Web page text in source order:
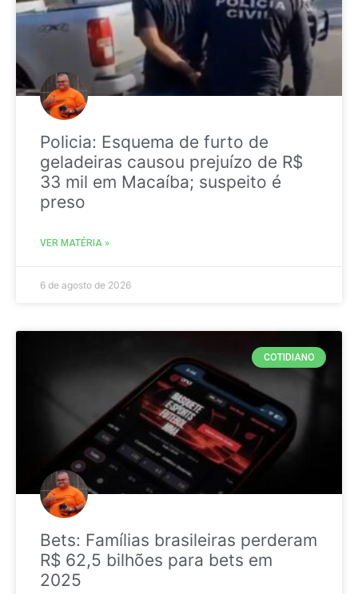
Policia: Esquema de furto de
geladeiras causou prejuízo de R$
33 mil em Macaíba; suspeito é
preso
VER MATÉRIA »
6 de agosto de 2026
COTIDIANO
Bets: Famílias brasileiras perderam
R$ 62,5 bilhões para bets em
2025